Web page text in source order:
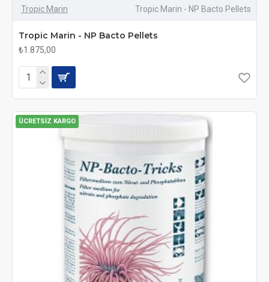
Tropic Marin Tropic Marin - NP Bacto Pellets
Tropic Marin - NP Bacto Pellets
₺1.875,00
ÜCRETSIZ KARGO